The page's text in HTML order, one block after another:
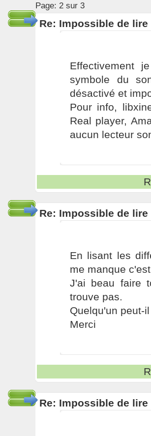
Page: 2 sur 3
Re: Impossible de
Effectivement
symbole du
désactivé et
Pour info,
Real player,
aucun lecteur
Re: Impossible de
En lisant les
me manque
J'ai beau faire
trouve pas.
Quelqu'un peut-
Merci
Re: Impossible de